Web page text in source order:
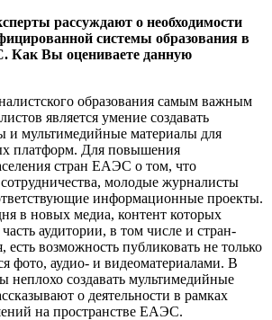
рассуждают о необходимости
системы образования в
Как Вы оцениваете данную
образования самым важным
является умение создавать
и мультимедийные материалы для
платформ. Для повышения
стран ЕАЭС о том, что
молодые журналисты
информационные проекты.
в новых медиа, контент которых
аудитории, в том числе и стран-
есть возможность публиковать не только
фото, аудио- и видеоматериалами. В
неплохо создавать мультимедийные
о деятельности в рамках
на пространстве ЕАЭС.